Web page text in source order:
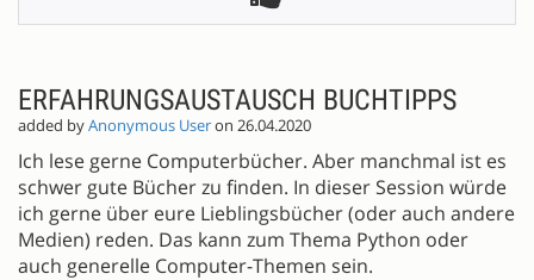
ERFAHRUNGSAUSTAUSCH BUCHTIPPS
added byAnonymous Useron 26.04.2020
Ich lese gerne Computerbücher. Aber manchmal ist es
schwer gute Bücher zu finden. In dieser Session würde
ich gerne über eure Lieblingsbücher (oder auch andere
Medien) reden. Das kann zum Thema Python oder
auch generelle Computer-Themen sein.